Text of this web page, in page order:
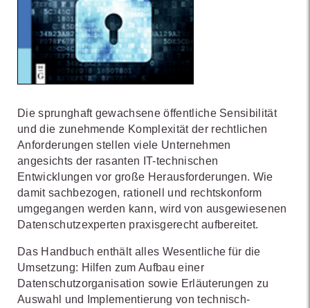
Die sprunghaft gewachsene öffentliche Sensibilität
und die zunehmende Komplexität der rechtlichen
Anforderungen stellen viele Unternehmen
angesichts der rasanten IT-technischen
Entwicklungen vor große Herausforderungen. Wie
damit sachbezogen, rationell und rechtskonform
umgegangen werden kann, wird von ausgewiesenen
Datenschutzexperten praxisgerecht aufbereitet.
Das Handbuch enthält alles Wesentliche für die
Umsetzung: Hilfen zum Aufbau einer
Datenschutzorganisation sowie Erläuterungen zu
Auswahl und Implementierung von technisch-